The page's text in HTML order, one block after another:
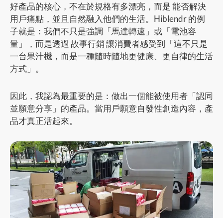
好產品的核心，不在於規格有多漂亮，而是 能否解決
用戶痛點，並且自然融入他們的生活。Hiblendr 的例
子就是：我們不只是強調「馬達轉速」或「電池容
量」，而是透過 故事行銷 讓消費者感受到「這不只是
一台果汁機，而是一種隨時隨地更健康、更自律的生活
方式」。
因此，我認為最重要的是：做出一個能被使用者「認同
並願意分享」的產品。當用戶願意自發性創造內容，產
品才真正活起來。